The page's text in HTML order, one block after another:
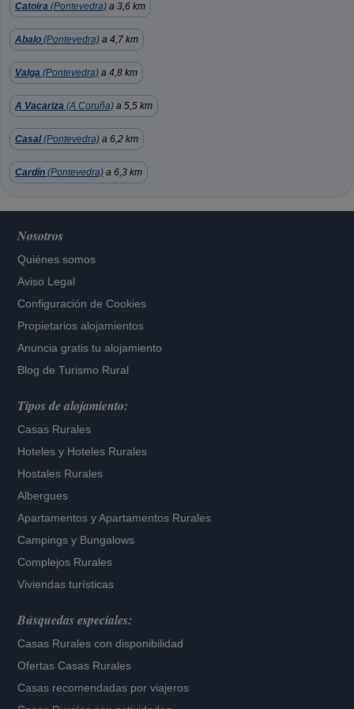
Catoira (Pontevedra) a 3,6 km
Abalo (Pontevedra) a 4,7 km
Valga (Pontevedra) a 4,8 km
A Vacariza (A Coruña) a 5,5 km
Casal(Pontevedra) a 6,2 km
Cardín (Pontevedra) a 6,3 km
Nosotros
Quiénes somos
Aviso Legal
Configuración de Cookies
Propietarios alojamientos
Anuncia gratis tu alojamiento
Blog de Turismo Rural
Tipos de alojamiento:
Casas Rurales
Hoteles y Hoteles Rurales
Hostales Rurales
Albergues
Apartamentos yApartamentos Rurales
Campings y Bungalows
Complejos Rurales
Viviendas turísticas
Búsquedas especiales:
Casas Rurales con disponibilidad
Ofertas Casas Rurales
Casas recomendadas por viajeros